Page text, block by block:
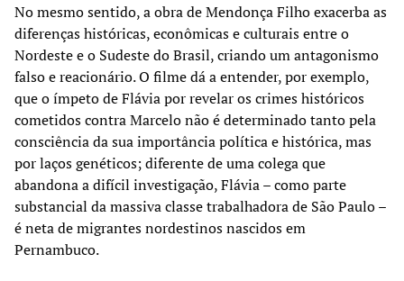
No mesmo sentido, a obra de Mendonça Filho exacerba as
diferenças históricas, econômicas e culturais entre o
Nordeste e o Sudeste do Brasil, criando um antagonismo
falso e reacionário. O filme dá a entender, por exemplo,
que o ímpeto de Flávia por revelar os crimes históricos
cometidos contra Marcelo não é determinado tanto pela
consciência da sua importância política e histórica, mas
por laços genéticos; diferente de uma colega que
abandona a difícil investigação, Flávia – como parte
substancial da massiva classe trabalhadora de São Paulo –
é neta de migrantes nordestinos nascidos em
Pernambuco.